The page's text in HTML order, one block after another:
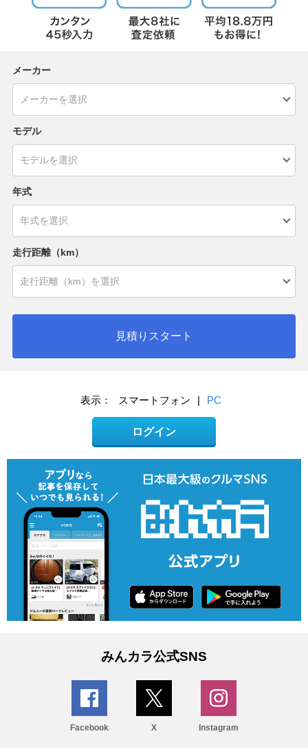
メーカー
モデル
年式
走行距離（km）
見積りスタート
表示： スマートフォン | PC
ログイン
みんカラ公式SNS
Facebook X Instagram